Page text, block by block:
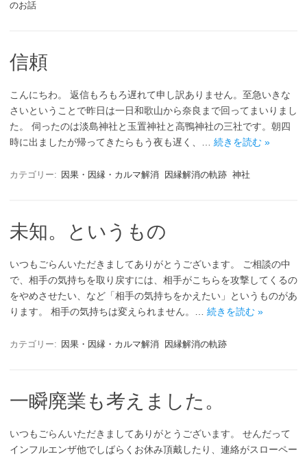
のお話
信頼
こんにちわ。 返信もろもろ遅れて申し訳ありません。至急いきな
さいということで昨日は一日和歌山から奈良まで回ってまいりまし
た。 伺ったのは淡島神社と玉置神社と高鴨神社の三社です。朝四
時に出ましたが帰ってきたらもう夜も遅く、… 続きを読む »
カテゴリー: 因果・因縁・カルマ解消 因縁解消の軌跡 神社
未知。というもの
いつもごらんいただきましてありがとうございます。 ご相談の中
で、相手の気持ちを取り戻すには、相手がこちらを攻撃してくるの
をやめさせたい、など「相手の気持ちをかえたい」というものがあ
ります。 相手の気持ちは変えられません。… 続きを読む »
カテゴリー: 因果・因縁・カルマ解消 因縁解消の軌跡
一瞬廃業も考えました。
いつもごらんいただきましてありがとうございます。 せんだって
インフルエンザ他でしばらくお休み頂戴したり、連絡がスローペー